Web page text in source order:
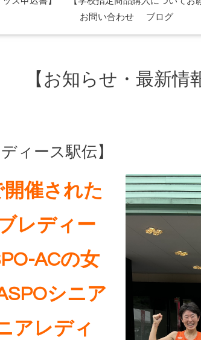
お問い合わせ
ブログ
【お知らせ・最新情
ィース駅伝】
催された
レディー
ACの女
シニア
アレディ